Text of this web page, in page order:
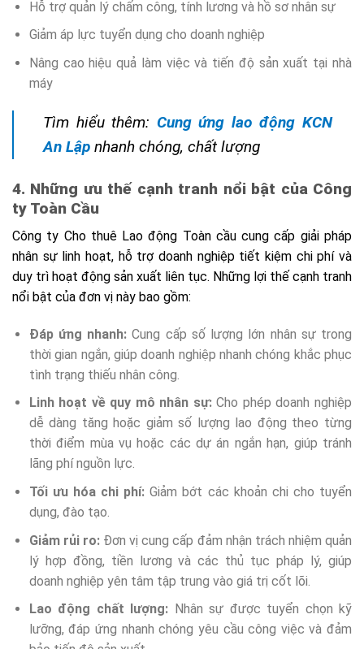
Hỗ trợ quản lý chấm công, tính lương và hồ sơ nhân sự
Giảm áp lực tuyển dụng cho doanh nghiệp
Nâng cao hiệu quả làm việc và tiến độ sản xuất tại nhà
máy
Tìm hiểu thêm: Cung ứng lao động KCN
An Lập nhanh chóng, chất lượng
4. Những ưu thế cạnh tranh nổi bật của Công
ty Toàn Cầu
Công ty Cho thuê Lao động Toàn cầu cung cấp giải pháp
nhân sự linh hoạt, hỗ trợ doanh nghiệp tiết kiệm chi phí và
duy trì hoạt động sản xuất liên tục. Những lợi thế cạnh tranh
nổi bật của đơn vị này bao gồm:
Đáp ứng nhanh:Cung cấp số lượng lớn nhân sự trong
thời gian ngắn, giúp doanh nghiệp nhanh chóng khắc phục
tình trạng thiếu nhân công.
Linh hoạt về quy mô nhân sự:Cho phép doanh nghiệp
dễ dàng tăng hoặc giảm số lượng lao động theo từng
thời điểm mùa vụ hoặc các dự án ngắn hạn, giúp tránh
lãng phí nguồn lực.
Tối ưu hóa chi phí:Giảm bớt các khoản chi cho tuyển
dụng, đào tạo.
Giảm rủi ro: Đơn vị cung cấp đảm nhận trách nhiệm quản
lý hợp đồng, tiền lương và các thủ tục pháp lý, giúp
doanh nghiệp yên tâm tập trung vào giá trị cốt lõi.
Lao động chất lượng: Nhân sự được tuyển chọn kỹ
lưỡng, đáp ứng nhanh chóng yêu cầu công việc và đảm